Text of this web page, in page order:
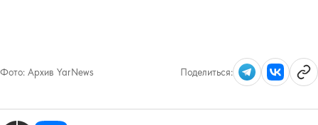
Фото: Архив YarNews Поделиться: